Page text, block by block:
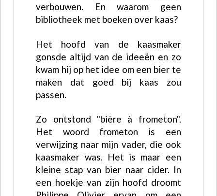
verbouwen. En waarom geen
bibliotheek met boeken over kaas?
Het hoofd van de kaasmaker
gonsde altijd van de ideeën en zo
kwam hij op het idee om een bier te
maken dat goed bij kaas zou
passen.
Zo ontstond "bière à frometon".
Het woord frometon is een
verwijzing naar mijn vader, die ook
kaasmaker was. Het is maar een
kleine stap van bier naar cider. In
een hoekje van zijn hoofd droomt